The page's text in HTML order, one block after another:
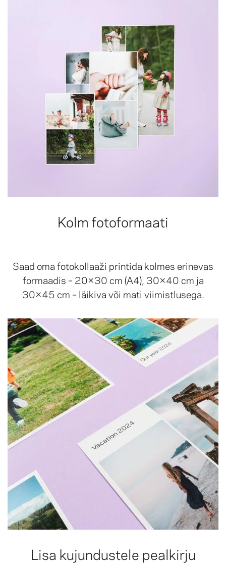
Kolm fotoformaati
Saad oma fotokollaaži printida kolmes erinevas
formaadis – 20×30 cm (A4), 30×40 cm ja
30×45 cm – läikiva või mati viimistlusega.
Lisa kujundustele pealkirju